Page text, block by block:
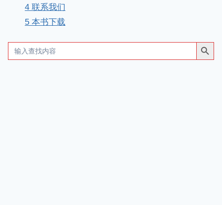
4 联系我们
5 本书下载
Search
for:
搜索按钮